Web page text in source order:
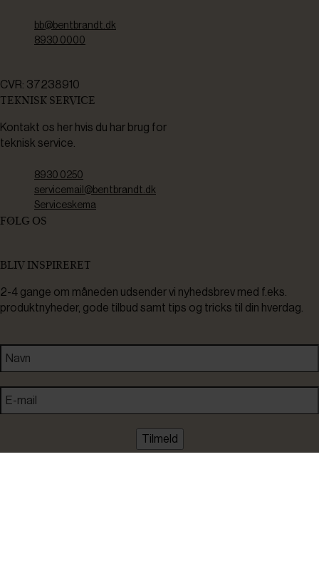
bb@bentbrandt.dk
8930 0000
CVR: 37238910
TEKNISK SERVICE
Kontakt os her hvis du har brug for
teknisk service.
8930 0250
servicemail@bentbrandt.dk
Serviceskema
FØLG OS
BLIV INSPIRERET
2-4 gange om måneden udsender vi nyhedsbrev med f.eks.
produktnyheder, gode tilbud samt tips og tricks til din hverdag.
Tilmeld